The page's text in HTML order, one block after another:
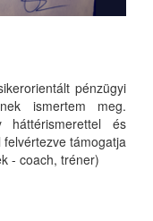
pénzügyi
ismertem meg.
és
támogatja
- coach, tréner)